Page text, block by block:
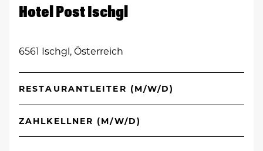
Hotel Post Ischgl
6561 Ischgl, Österreich
RESTAURANTLEITER (M/W/D)
ZAHLKELLNER (M/W/D)